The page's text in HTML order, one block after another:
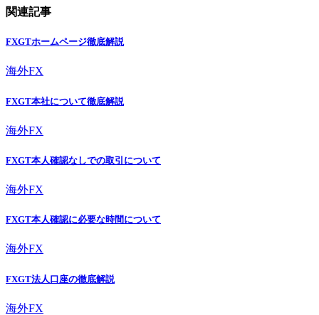
関連記事
FXGTホームページ徹底解説
海外FX
FXGT本社について徹底解説
海外FX
FXGT本人確認なしでの取引について
海外FX
FXGT本人確認に必要な時間について
海外FX
FXGT法人口座の徹底解説
海外FX